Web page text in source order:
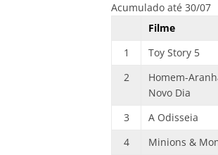
Acumulado até 30/07
Filme
1
Toy Story 5
2
Homem-
Novo Dia
3 A Odisseia
4
Minions &